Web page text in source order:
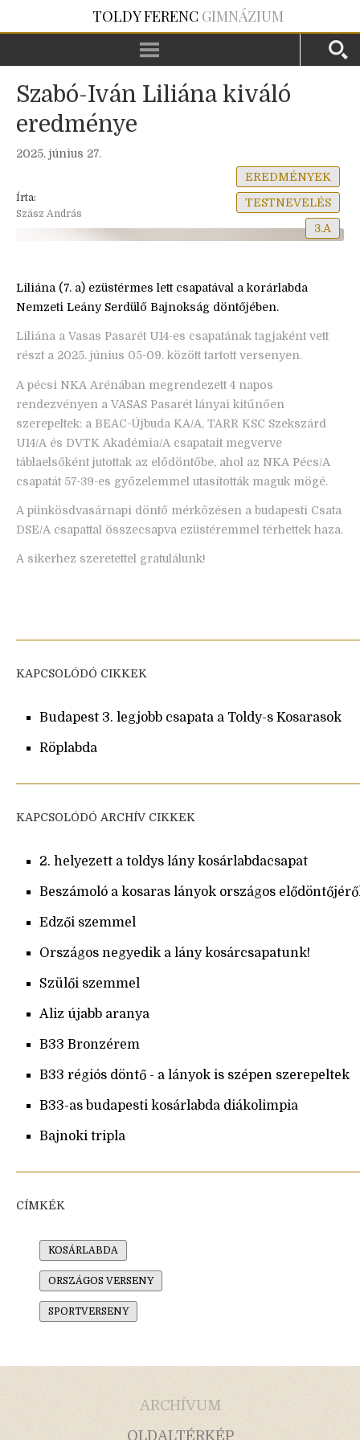
TOLDY FERENC GIMNÁZIUM
Szabó-Iván Liliána kiváló
eredménye
2025. június 27.
Írta:
Szász András
EREDMÉNYEK
TESTNEVELÉS
3.A
Liliána (7. a) ezüstérmes lett csapatával a korárlabda
Nemzeti Leány Serdülő Bajnokság döntőjében.
Liliána a Vasas Pasarét U14-es csapatának tagjaként vett
részt a 2025. június 05-09. között tartott versenyen.
A pécsi NKA Arénában megrendezett 4 napos
rendezvényen a VASAS Pasarét lányai kitűnően
szerepeltek: a BEAC-Újbuda KA/A, TARR KSC Szekszárd
U14/A és DVTK Akadémia/A csapatait megverve
táblaelsőként jutottak az elődöntőbe, ahol az NKA Pécs/A
csapatát 57-39-es győzelemmel utasították maguk mögé.
A pünkösdvasárnapi döntő mérkőzésen a budapesti Csata
DSE/A csapattal összecsapva ezüstéremmel térhettek haza.
A sikerhez szeretettel gratulálunk!
KAPCSOLÓDÓ CIKKEK
Budapest 3. legjobb csapata a Toldy-s Kosarasok
Röplabda
KAPCSOLÓDÓ ARCHÍV CIKKEK
2. helyezett a toldys lány kosárlabdacsapat
Beszámoló a kosaras lányok országos
Edzői szemmel
Országos negyedik a lány kosárcsapatunk!
Szülői szemmel
Aliz újabb aranya
B33 Bronzérem
B33 régiós döntő - a lányok is szépen szerepeltek
B33-as budapesti kosárlabda diákolimpia
Bajnoki tripla
CÍMKÉK
KOSÁRLABDA
ORSZÁGOS VERSENY
SPORTVERSENY
ARCHÍVUM
OLDALTÉRKÉP